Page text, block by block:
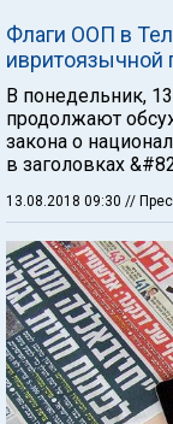
Флаги ООП в
ивритоязычной
В понедельник,
продолжают
закона о
в заголовках
13.08.2018 09:30 //